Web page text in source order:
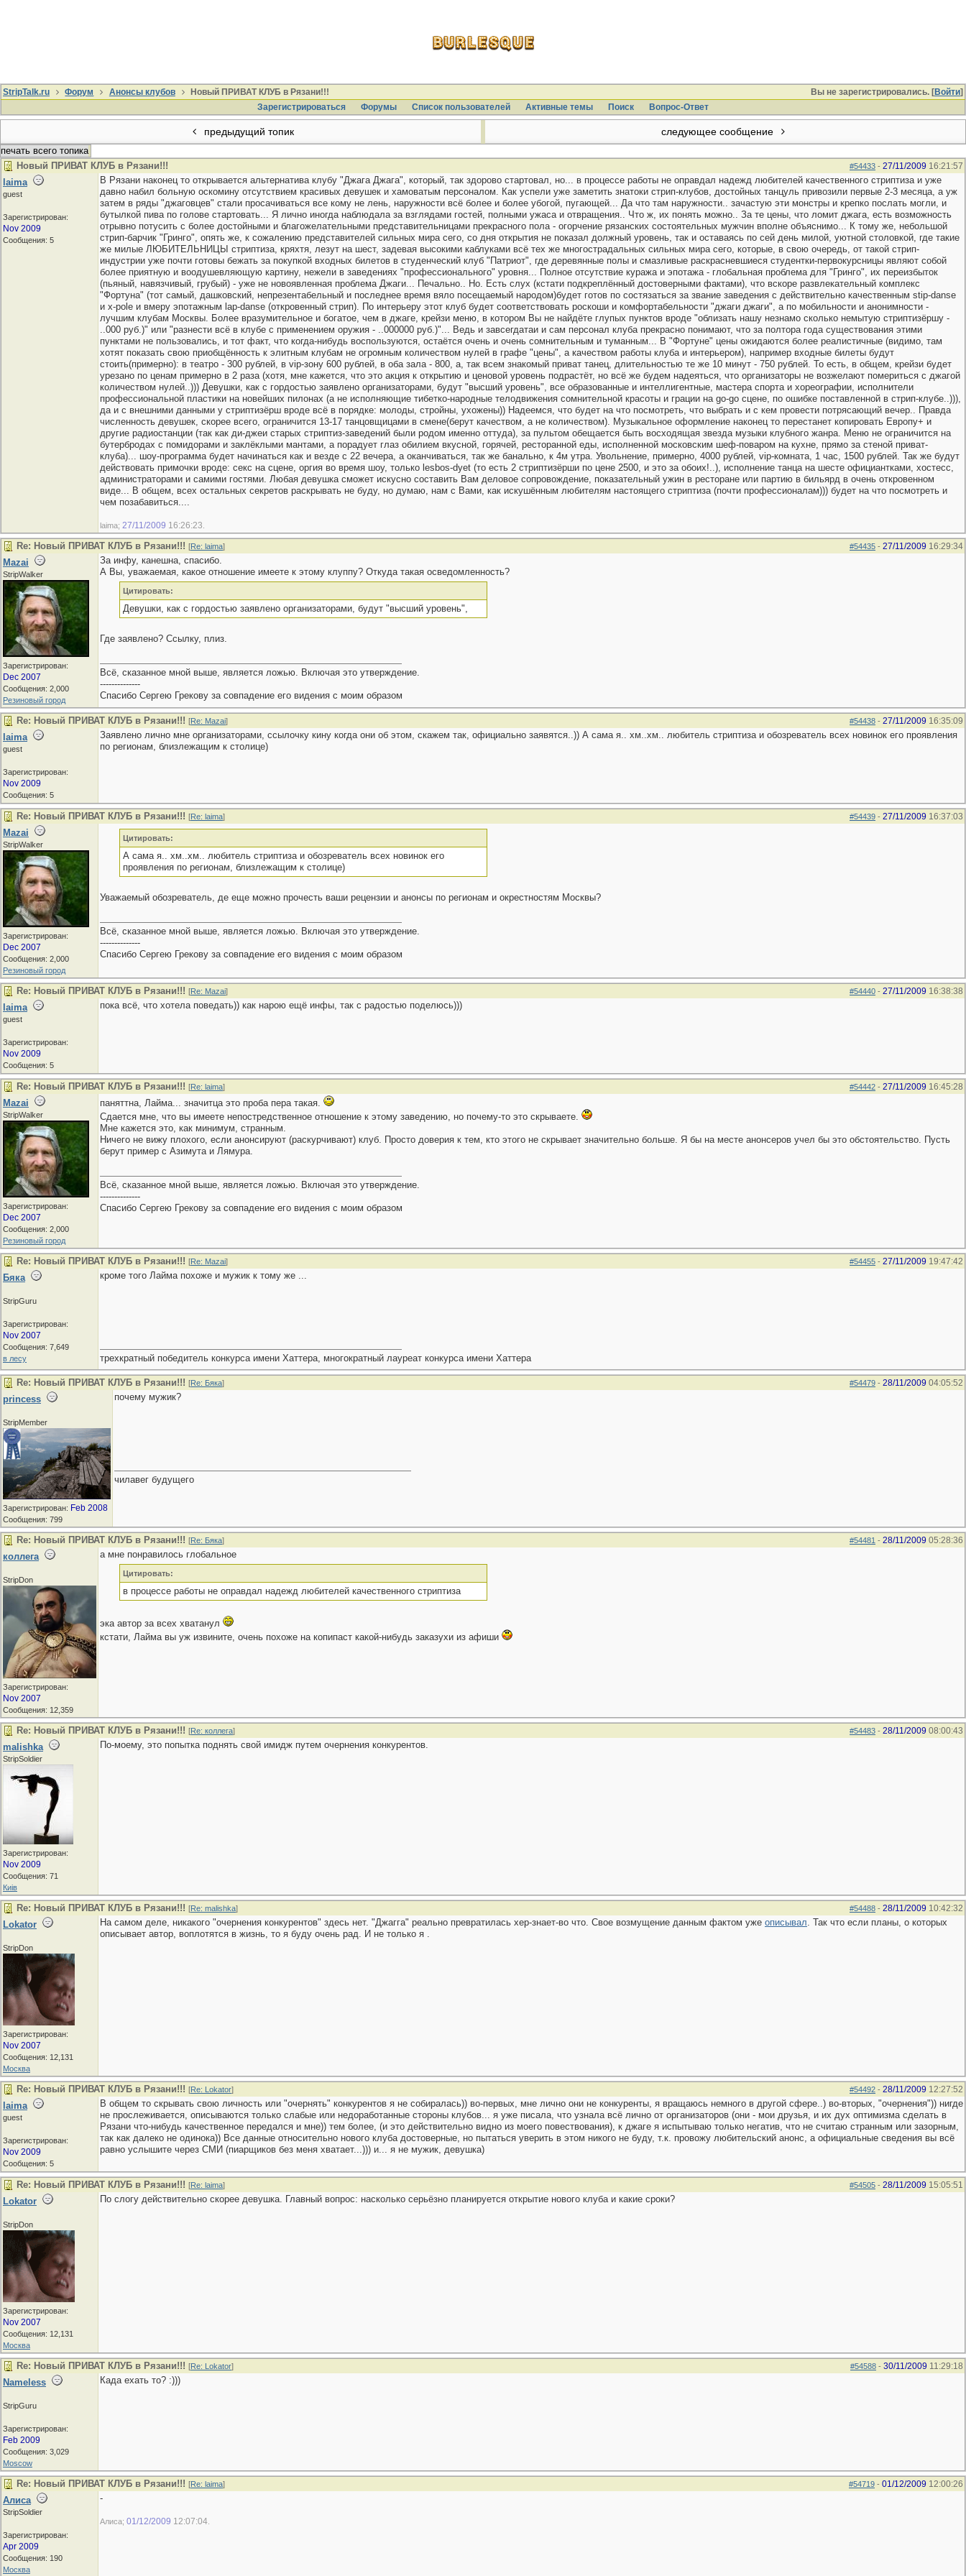
Вы не зарегистрировались. [Войти]
StripTalk.ru Форум Анонсы клубов
Новый ПРИВАТ КЛУБ в Рязани!!!
Зарегистрироваться
Форумы Список пользователей Активные темы Поиcк Вопрос-Ответ
предыдущий топик следующее сообщение
печать всего топика
#54433 - 27/11/2009 16:21:57
Новый ПРИВАТ КЛУБ в Рязани!!!
laima
guest
Зарегистрирован:
Nov 2009
Сообщения: 5
В Рязани наконец то открывается альтернатива клубу "Джага Джага", который, так здорово стартовал, но... в процессе работы не оправдал надежд любителей качественного стриптиза и уже
давно набил больную оскомину отсутствием красивых девушек и хамоватым персоналом. Как успели уже заметить знатоки стрип-клубов, достойных танцуль привозили первые 2-3 месяца, а уж
затем в ряды "джаговцев" стали просачиваться все кому не лень, наружности всё более и более убогой, пугающей... Да что там наружности.. зачастую эти монстры и крепко послать могли, и
бутылкой пива по голове стартовать... Я лично иногда наблюдала за взглядами гостей, полными ужаса и отвращения.. Что ж, их понять можно.. За те цены, что ломит джага, есть возможность
отрывно потусить с более достойными и благожелательными представительницами прекрасного пола - огорчение рязанских состоятельных мужчин вполне объяснимо... К тому же, небольшой
стрип-барчик "Гринго", опять же, к сожалению представителей сильных мира сего, со дня открытия не показал должный уровень, так и оставаясь по сей день милой, уютной столовкой, где такие
же милые ЛЮБИТЕЛЬНИЦЫ стриптиза, кряхтя, лезут на шест, задевая высокими каблуками всё тех же многострадальных сильных мира сего, которые, в свою очередь, от такой стрип-
индустрии уже почти готовы бежать за покупкой входных билетов в студенческий клуб "Патриот", где деревянные полы и смазливые раскрасневшиеся студентки-первокурсницы являют собой
более приятную и воодушевляющую картину, нежели в заведениях "профессионального" уровня... Полное отсутствие куража и эпотажа - глобальная проблема для "Гринго", их переизбыток
(пьяный, навязчивый, грубый) - уже не новоявленная проблема Джаги... Печально.. Но. Есть слух (кстати подкреплённый достоверными фактами), что вскоре развлекательный комплекс
"Фортуна" (тот самый, дашковский, непрезентабельный и последнее время вяло посещаемый народом)будет готов по состязаться за звание заведения с действительно качественным stip-danse
и x-pole и вмеру эпотажным lap-danse (откровенный стрип). По интерьеру этот клуб будет соответствовать роскоши и комфортабельности "джаги джаги", а по мобильности и анонимности -
лучшим клубам Москвы. Более вразумительное и богатое, чем в джаге, крейзи меню, в котором Вы не найдёте глупых пунктов вроде "облизать нашу незнамо сколько немытую стриптизёршу -
..000 руб.)" или "разнести всё в клубе с применением оружия - ..000000 руб.)"... Ведь и завсегдатаи и сам персонал клуба прекрасно понимают, что за полтора года существования этими
пунктами не пользовались, и тот факт, что когда-нибудь воспользуются, остаётся очень и очень сомнительным и туманным... В "Фортуне" цены ожидаются более реалистичные (видимо, там
хотят показать свою приобщённость к элитным клубам не огромным количеством нулей в графе "цены", а качеством работы клуба и интерьером), например входные билеты будут
стоить(примерно): в театро - 300 рублей, в vip-зону 600 рублей, в оба зала - 800, а, так всем знакомый приват танец, длительностью те же 10 минут - 750 рублей. То есть, в общем, крейзи будет
урезано по ценам примерно в 2 раза (хотя, мне кажется, что это акция к открытию и ценовой уровень подрастёт, но всё же будем надеяться, что организаторы не возжелают помериться с джагой
количеством нулей..))) Девушки, как с гордостью заявлено организаторами, будут "высший уровень", все образованные и интеллигентные, мастера спорта и хореографии, исполнители
профессиональной пластики на новейших пилонах (а не исполняющие тибетко-народные телодвижения сомнительной красоты и грации на go-go сцене, по ошибке поставленной в стрип-клубе..))),
да и с внешними данными у стриптизёрш вроде всё в порядке: молоды, стройны, ухожены)) Надеемся, что будет на что посмотреть, что выбрать и с кем провести потрясающий вечер.. Правда
численность девушек, скорее всего, ограничится 13-17 танцовщицами в смене(берут качеством, а не количеством). Музыкальное оформление наконец то перестанет копировать Европу+ и
другие радиостанции (так как ди-джеи старых стриптиз-заведений были родом именно оттуда), за пультом обещается быть восходящая звезда музыки клубного жанра. Меню не ограничится на
бутербродах с помидорами и заклёклыми мантами, а порадует глаз обилием вкусной, горячей, ресторанной еды, исполненной московским шеф-поваром на кухне, прямо за стеной приват-
клуба)... шоу-программа будет начинаться как и везде с 22 вечера, а оканчиваться, так же банально, к 4м утра. Увольнение, примерно, 4000 рублей, vip-комната, 1 час, 1500 рублей. Так же будут
действовать примочки вроде: секс на сцене, оргия во время шоу, только lesbos-dyet (то есть 2 стриптизёрши по цене 2500, и это за обоих!..), исполнение танца на шесте официантками, хостесс,
администраторами и самими гостями. Любая девушка сможет искусно составить Вам деловое сопровождение, показательный ужин в ресторане или партию в бильярд в очень откровенном
виде... В общем, всех остальных секретов раскрывать не буду, но думаю, нам с Вами, как искушённым любителям настоящего стриптиза (почти профессионалам))) будет на что посмотреть и
чем позабавиться....
laima; 27/11/2009 16:26:23
#54435 - 27/11/2009 16:29:34
Re: Новый ПРИВАТ КЛУБ в Рязани!!! [Re: laima]
Mazai
StripWalker
Зарегистрирован:
Dec 2007
Сообщения: 2,000
Резиновый город
За инфу, канешна, спасибо.
А Вы, уважаемая, какое отношение имеете к этому клуппу? Откуда такая осведомленность?
Цитировать:
Девушки, как с гордостью заявлено организаторами, будут "высший уровень",
Где заявлено? Ссылку, плиз.
Всё, сказанное мной выше, является ложью. Включая это утверждение.
--------------
Спасибо Сергею Грекову за совпадение его видения с моим образом
#54438 - 27/11/2009 16:35:09
Re: Новый ПРИВАТ КЛУБ в Рязани!!! [Re: Mazai]
laima
guest
Зарегистрирован:
Nov 2009
Сообщения: 5
Заявлено лично мне организаторами, ссылочку кину когда они об этом, скажем так, официально заявятся..)) А сама я.. хм..хм.. любитель стриптиза и обозреватель всех новинок его проявления
по регионам, близлежащим к столице)
#54439 - 27/11/2009 16:37:03
Re: Новый ПРИВАТ КЛУБ в Рязани!!! [Re: laima]
Mazai
StripWalker
Зарегистрирован:
Dec 2007
Сообщения: 2,000
Резиновый город
Цитировать:
А сама я.. хм..хм.. любитель стриптиза и обозреватель всех новинок его
проявления по регионам, близлежащим к столице)
Уважаемый обозреватель, де еще можно прочесть ваши рецензии и анонсы по регионам и окрестностям Москвы?
Всё, сказанное мной выше, является ложью. Включая это утверждение.
--------------
Спасибо Сергею Грекову за совпадение его видения с моим образом
#54440 - 27/11/2009 16:38:38
Re: Новый ПРИВАТ КЛУБ в Рязани!!! [Re: Mazai]
laima
guest
Зарегистрирован:
Nov 2009
Сообщения: 5
пока всё, что хотела поведать)) как нарою ещё инфы, так с радостью поделюсь)))
#54442 - 27/11/2009 16:45:28
Re: Новый ПРИВАТ КЛУБ в Рязани!!! [Re: laima]
Mazai
StripWalker
Зарегистрирован:
Dec 2007
Сообщения: 2,000
Резиновый город
паняттна, Лайма... значитца это проба пера такая.
Сдается мне, что вы имеете непостредственное отношение к этому заведению, но почему-то это скрываете.
Мне кажется это, как минимум, странным.
Ничего не вижу плохого, если анонсируют (раскурчивают) клуб. Просто доверия к тем, кто этого не скрывает значительно больше. Я бы на месте анонсеров учел бы это обстоятельство. Пусть
берут пример с Азимута и Лямура.
Всё, сказанное мной выше, является ложью. Включая это утверждение.
--------------
Спасибо Сергею Грекову за совпадение его видения с моим образом
#54455 - 27/11/2009 19:47:42
Re: Новый ПРИВАТ КЛУБ в Рязани!!! [Re: Mazai]
Бяка
StripGuru
Зарегистрирован:
Nov 2007
Сообщения: 7,649
в лесу
кроме того Лайма похоже и мужик к тому же ...
трехкратный победитель конкурса имени Хаттера, многократный лауреат конкурса имени Хаттера
#54479 - 28/11/2009 04:05:52
Re: Новый ПРИВАТ КЛУБ в Рязани!!! [Re: Бяка]
princess
StripMember
Зарегистрирован: Feb 2008
Сообщения: 799
почему мужик?
чилавег будущего
#54481 - 28/11/2009 05:28:36
Re: Новый ПРИВАТ КЛУБ в Рязани!!! [Re: Бяка]
коллега
StripDon
Зарегистрирован:
Nov 2007
Сообщения: 12,359
а мне понравилось глобальное
Цитировать:
в процессе работы не оправдал надежд любителей качественного стриптиза
эка автор за всех хватанул
кстати, Лайма вы уж извините, очень похоже на копипаст какой-нибудь заказухи из афиши
#54483 - 28/11/2009 08:00:43
Re: Новый ПРИВАТ КЛУБ в Рязани!!! [Re: коллега]
malishka
StripSoldier
Зарегистрирован:
Nov 2009
Сообщения: 71
Киiв
По-моему, это попытка поднять свой имидж путем очернения конкурентов.
#54488 - 28/11/2009 10:42:32
Re: Новый ПРИВАТ КЛУБ в Рязани!!! [Re: malishka]
Lokator
StripDon
Зарегистрирован:
Nov 2007
Сообщения: 12,131
Москва
На самом деле, никакого "очернения конкурентов" здесь нет. "Джагга" реально превратилась хер-знает-во что. Свое возмущение данным фактом уже описывал. Так что если планы, о которых
описывает автор, воплотятся в жизнь, то я буду очень рад. И не только я .
#54492 - 28/11/2009 12:27:52
Re: Новый ПРИВАТ КЛУБ в Рязани!!! [Re: Lokator]
laima
guest
Зарегистрирован:
Nov 2009
Сообщения: 5
В общем то скрывать свою личность или "очернять" конкурентов я не собиралась)) во-первых, мне лично они не конкуренты, я вращаюсь немного в другой сфере..) во-вторых, "очернения")) нигде
не прослеживается, описываются только слабые или недоработанные стороны клубов... я уже писала, что узнала всё лично от организаторов (они - мои друзья, и их дух оптимизма сделать в
Рязани что-нибудь качественное передался и мне)) тем более, (и это действительно видно из моего повествования), к джаге я испытываю только негатив, что не считаю странным или зазорным,
так как далеко не одинока)) Все данные относительно нового клуба достоверные, но пытаться уверить в этом никого не буду, т.к. провожу любительский анонс, а официальные сведения вы всё
равно услышите через СМИ (пиарщиков без меня хватает...))) и... я не мужик, девушка)
#54505 - 28/11/2009 15:05:51
Re: Новый ПРИВАТ КЛУБ в Рязани!!! [Re: laima]
Lokator
StripDon
Зарегистрирован:
Nov 2007
Сообщения: 12,131
Москва
По слогу действительно скорее девушка. Главный вопрос: насколько серьёзно планируется открытие нового клуба и какие сроки?
#54588 - 30/11/2009 11:29:18
Re: Новый ПРИВАТ КЛУБ в Рязани!!! [Re: Lokator]
Nameless
StripGuru
Зарегистрирован:
Feb 2009
Сообщения: 3,029
Moscow
Када ехать то? :)))
#54719 - 01/12/2009 12:00:26
Re: Новый ПРИВАТ КЛУБ в Рязани!!! [Re: laima]
Алиса
StripSoldier
Зарегистрирован:
Apr 2009
Сообщения: 190
Москва
-
Алиса; 01/12/2009 12:07:04